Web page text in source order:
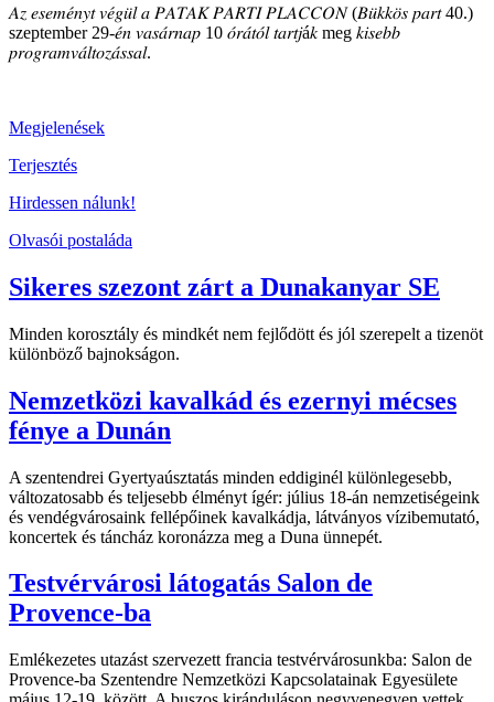
𝐴𝑧 𝑒𝑠𝑒𝑚𝑒́𝑛𝑦𝑡 𝑣𝑒́𝑔𝑢̈𝑙 𝑎 𝑃𝐴𝑇𝐴𝐾 𝑃𝐴𝑅𝑇𝐼 𝑃𝐿𝐴𝐶𝐶𝑂𝑁 (𝐵𝑢̈𝑘𝑘𝑜̈𝑠 𝑝𝑎𝑟𝑡 40.)
szeptember 29-𝑒́𝑛 𝑣𝑎𝑠𝑎́𝑟𝑛𝑎𝑝 10 𝑜́𝑟𝑎́𝑡𝑜́𝑙 𝑡𝑎𝑟𝑡𝑗á𝑘 meg 𝑘𝑖𝑠𝑒𝑏𝑏
𝑝𝑟𝑜𝑔𝑟𝑎𝑚𝑣𝑎́𝑙𝑡𝑜𝑧𝑎́𝑠𝑠𝑎𝑙.
Megjelenések
Terjesztés
Hirdessen nálunk!
Olvasói postaláda
Sikeres szezont zárt a Dunakanyar SE
Minden korosztály és mindkét nem fejlődött és jól szerepelt a tizenöt
különböző bajnokságon.
Nemzetközi kavalkád és ezernyi mécses
fénye a Dunán
A szentendrei Gyertyaúsztatás minden eddiginél különlegesebb,
változatosabb és teljesebb élményt ígér: július 18-án nemzetiségeink
és vendégvárosaink fellépőinek kavalkádja, látványos vízibemutató,
koncertek és táncház koronázza meg a Duna ünnepét.
Testvérvárosi látogatás Salon de
Provence-ba
Emlékezetes utazást szervezett francia testvérvárosunkba: Salon de
Provence-ba Szentendre Nemzetközi Kapcsolatainak Egyesülete